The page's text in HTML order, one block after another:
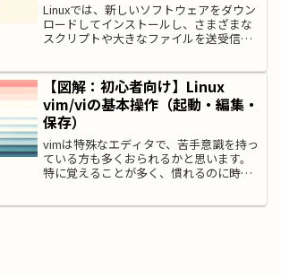
Linuxでは、新しいソフトウェアをダウン
ロードしてインストールし、さまざまな
スクリプトや大きなファイルを送受信す
めると扱いが非常に簡単になります。
Windowsユー...
【図解：初心者向け】Linux
vim/viの基本操作（起動・編集・
保存）
vimは特殊なエディタで、苦手意識を持っ
ている方も多くおられるかと思います。
特に覚えることが多く、慣れるのに時間